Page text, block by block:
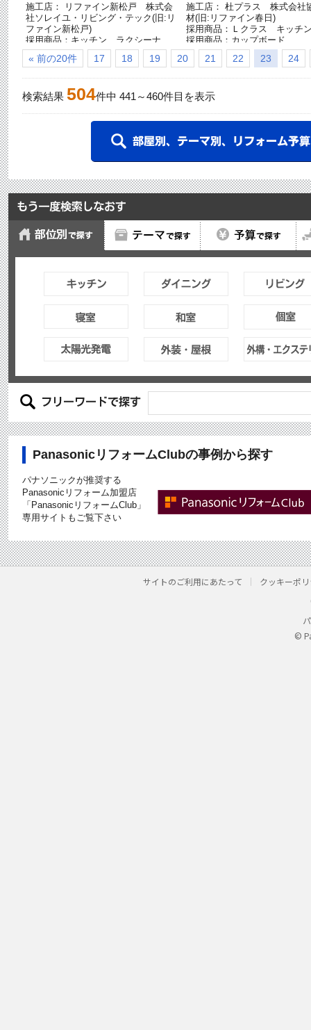
施工店： リファイン新松戸 株式会
社ソレイユ・リビング・テック(旧:リ
ファイン新松戸)
採用商品：キッチン ラクシーナ
採用商品：カップボード
採用商品：壁面収納 キュビオス
施工店： 杜プラス 株式会社
材(旧:リファイン春日)
採用商品：Ｌクラス キッチ
採用商品：カップボード
採用商品：床材 ベリティス
W
« 前の20件 17 18 19 20 21 22 23 24
検索結果 504件中 441 ～460件目を表示
PanasonicリフォームClubの事例から探す
パナソニックが推奨する
Panasonicリフォーム加盟店
「PanasonicリフォームClub」
専用サイトもご覧下さい
サイトのご利用にあたって クッキーポ
©